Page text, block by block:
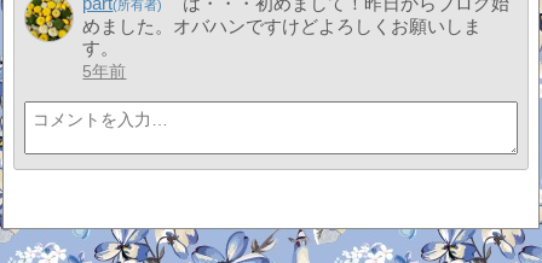
めました。オバハンですけどよろしくお願いしま
す。
5年前